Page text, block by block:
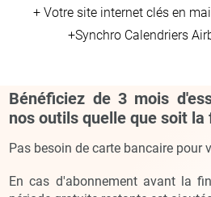
+ Votre site internet clés en
+Synchro Calendriers
Bénéficiez de 3 mois
nos outils quelle que soit
Pas besoin de carte bancaire pour
En cas d'abonnement avant la